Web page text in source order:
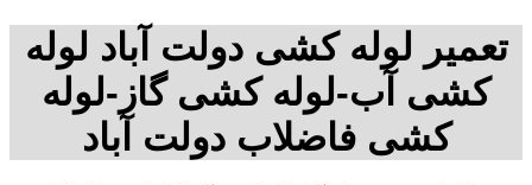
تعمیر لوله کشی دولت آباد لوله
کشی آب-لوله کشی گاز-لوله
کشی فاضلاب دولت آباد